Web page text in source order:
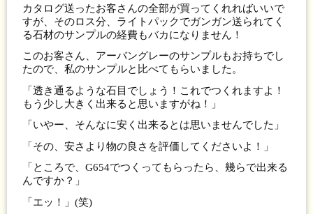
カタログ送ったお客さんの全部が買ってくれればいいで
すが、そのロス分、ライトパックでガンガン送られてく
る石材のサンプルの経費もバカになりません！
このお客さん、アーバングレーのサンプルもお持ちでし
たので、私のサンプルと比べてもらいました。
「透き通るような石目でしょう！これでつくれますよ！
もう少し大きく出来ると思いますがね！」
「いやー、そんなに安く出来るとは思いませんでした」
「その、安さより物の良さを評価してくださいよ！」
「ところで、G654でつくってもらったら、幾らで出来る
んですか？」
「エッ！」(笑)